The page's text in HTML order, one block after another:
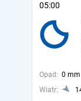
05:00
Opad: 0 mm
Wiatr: